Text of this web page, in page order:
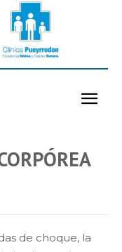
de choque, la